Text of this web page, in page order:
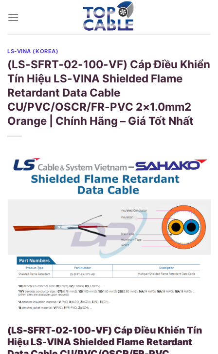
LS-VINA (KOREA)
(LS-SFRT-02-100-VF) Cáp Điều Khiển
Tín Hiệu LS-VINA Shielded Flame
Retardant Data Cable
CU/PVC/OSCR/FR-PVC 2×1.0mm2
Orange | Chính Hãng – Giá Tốt Nhất
(LS-SFRT-02-100-VF) Cáp Điều Khiển Tín
Hiệu LS-VINA Shielded Flame Retardant